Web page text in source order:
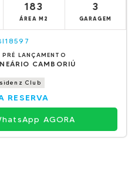
183
ÁREA M2
3
GARAGEM
LANÇAMENTO
CAMBORIÚ
Club
RESERVA
AGORA